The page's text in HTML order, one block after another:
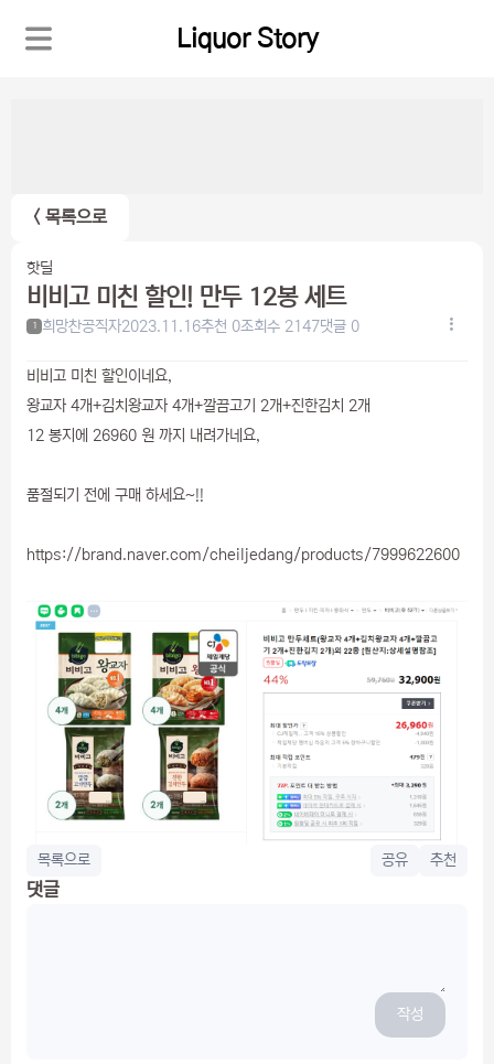
Liquor Story
< 목록으로
핫딜
비비고 미친 할인! 만두 12봉 세트
1 희망찬공직자2023.11.16추천 0조회수 2147댓글 0
비비고 미친 할인이네요,
왕교자 4개+김치왕교자 4개+깔끔고기 2개+진한김치 2개
12 봉지에 26960 원 까지 내려가네요,
품절되기 전에 구매 하세요~!!
https://brand.naver.com/cheiljedang/products/7999622600
목록으로 공유 추천
댓글
작성